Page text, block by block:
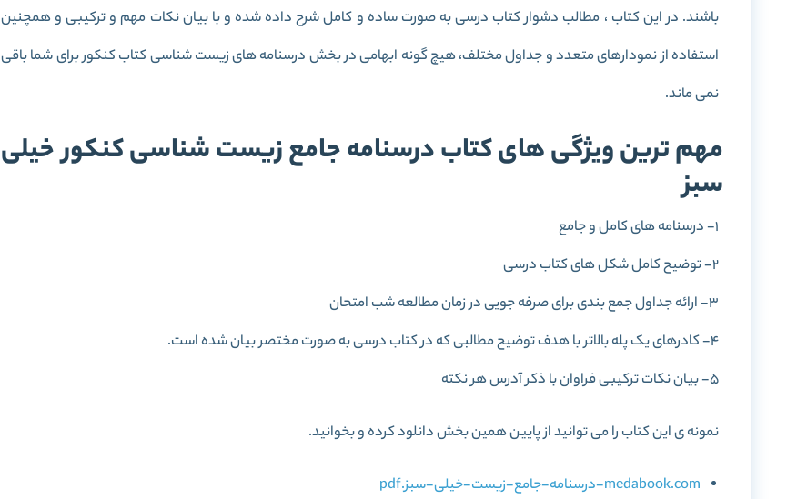
باشند. در این کتاب ، مطالب دشوار کتاب درسی به صورت ساده و کامل شرح داده شده و با بیان نکات مهم و ترکیبی و همچنین
استفاده از نمودارهای متعدد و جداول مختلف، هیچ گونه ابهامی در بخش درسنامه های زیست شناسی کتاب کنکور برای شما باقی
نمی ماند.
مهم ترین ویژگی های کتاب درسنامه جامع زیست شناسی کنکور خیلی
سبز
1- درسنامه های کامل و جامع
2- توضیح کامل شکل های کتاب درسی
3- ارائه جداول جمع بندی برای صرفه جویی در زمان مطالعه شب امتحان
4- کادرهای یک پله بالاتر با هدف توضیح مطالبی که در کتاب درسی به صورت مختصر بیان شده است.
5- بیان نکات ترکیبی فراوان با ذکر آدرس هر نکته
نمونه ی این کتاب را می توانید از پایین همین بخش دانلود کرده و بخوانید.
medabook.com-درسنامه-جامع-زیست-خیلی-سبز.pdf